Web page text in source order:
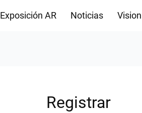
Exposición AR Noticias Vision
Registrar